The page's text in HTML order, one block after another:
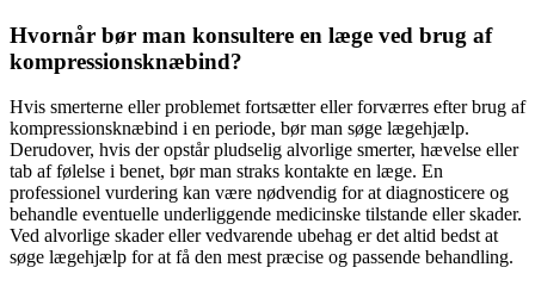
Hvornår bør man konsultere en læge ved brug af
kompressionsknæbind?
Hvis smerterne eller problemet fortsætter eller forværres efter brug af
kompressionsknæbind i en periode, bør man søge lægehjælp.
Derudover, hvis der opstår pludselig alvorlige smerter, hævelse eller
tab af følelse i benet, bør man straks kontakte en læge. En
professionel vurdering kan være nødvendig for at diagnosticere og
behandle eventuelle underliggende medicinske tilstande eller skader.
Ved alvorlige skader eller vedvarende ubehag er det altid bedst at
søge lægehjælp for at få den mest præcise og passende behandling.